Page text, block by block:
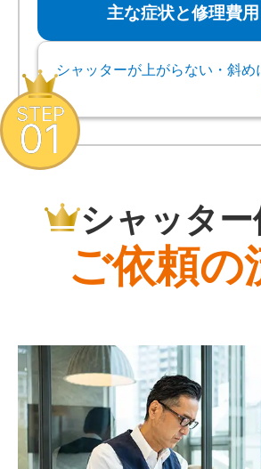
主な症状と修理費
シャッターが上がらない・斜め
シャッタ
ご依頼の
STEP
01